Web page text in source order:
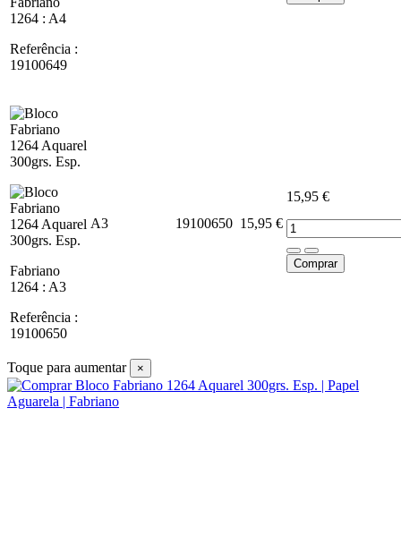
1264 : A4
Referência :
19100649
Fabriano
1264 : A3
Referência :
19100650
A3 19100650 15,95 €
15,95 €
Comprar
Toque para aumentar ×